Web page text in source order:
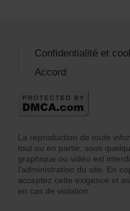
La reproduction de toute
tout ou en partie, sous
graphique ou vidéo est
l'administration du site. En
acceptez cette exigence et
en cas de violation.
Confidentialité et
Accord